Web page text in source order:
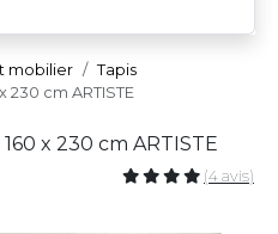
mobilier
Tapis
230 cm ARTISTE
x 230 cm ARTISTE
(4 avis)